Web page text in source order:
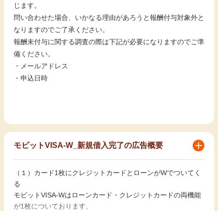
じます。
問い合わせた場合、いかなる理由があろうと報酬付与対象外と
なりますのでご了承ください。
報酬未付与に関する調査の際は下記が必要になりますのでご準
備ください。
・メールアドレス
・申込日時
モビットVISA-W_新規借入完了の広告概要
（１）カード1枚にクレジットカードとローンがWでついてく
る
モビットVISA-Wはローンカード・クレジットカードの両機能
が1枚についております。